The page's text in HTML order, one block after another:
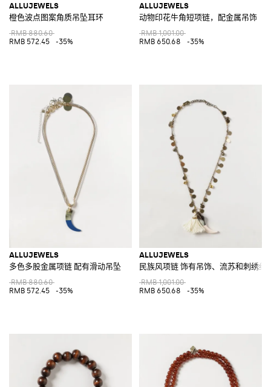
ALLUJEWELS
橙色波点图案角质吊坠耳环
RMB 880.60
RMB 572.45
-35%
ALLUJEWELS
动物印花牛角短项链，配金属吊饰
RMB 1,001.00
RMB 650.68
-35%
ALLUJEWELS
多色多股金属项链 配有滑动吊坠
RMB 880.60
RMB 572.45
-35%
ALLUJEWELS
民族风项链 饰有吊饰、流苏和刺绣细
RMB 1,001.00
RMB 650.68
-35%